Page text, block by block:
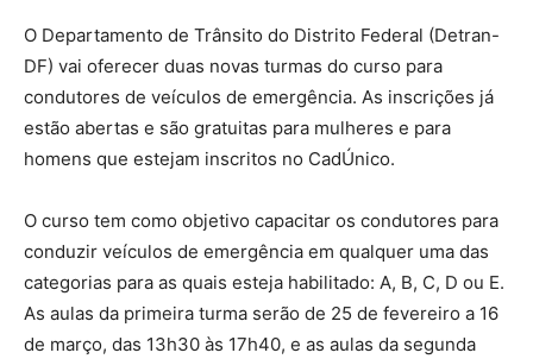
O Departamento de Trânsito do Distrito Federal (Detran-
DF) vai oferecer duas novas turmas do curso para
condutores de veículos de emergência. As inscrições já
estão abertas e são gratuitas para mulheres e para
homens que estejam inscritos no CadÚnico.
O curso tem como objetivo capacitar os condutores para
conduzir veículos de emergência em qualquer uma das
categorias para as quais esteja habilitado: A, B, C, D ou E.
As aulas da primeira turma serão de 25 de fevereiro a 16
de março, das 13h30 às 17h40, e as aulas da segunda